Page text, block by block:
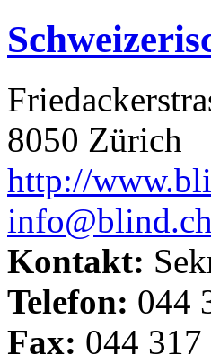
8050 Zürich
http://
info@blind.ch
Kontakt:
Telefon: 044
Fax: 044 317